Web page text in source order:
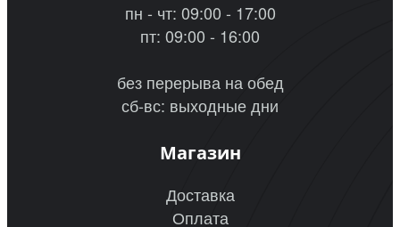
пн - чт: 09:00 - 17:00
пт: 09:00 - 16:00
без перерыва на обед
сб-вс: выходные дни
Магазин
Доставка
Оплата